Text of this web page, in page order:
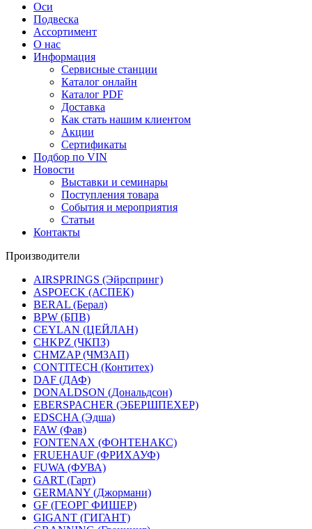
Оси
Подвеска
Ассортимент
О нас
Информация
Сервисные станции
Каталог онлайн
Каталог PDF
Доставка
Как стать нашим клиентом
Акции
Сертификаты
Подбор по VIN
Новости
Выставки и семинары
Поступления товара
События и мероприятия
Статьи
Контакты
Производители
AIRSPRINGS (Эйрспринг)
ASPOECK (АСПЕК)
BERAL (Берал)
BPW (БПВ)
CEYLAN (ЦЕЙЛАН)
CHKPZ (ЧКПЗ)
CHMZAP (ЧМЗАП)
CONTITECH (Контитех)
DAF (ДАФ)
DONALDSON (Дональдсон)
EBERSPACHER (ЭБЕРШПЕХЕР)
EDSCHA (Эдша)
FAW (Фав)
FONTENAX (ФОНТЕНАКС)
FRUEHAUF (ФРИХАУФ)
FUWA (ФУВА)
GART (Гарт)
GERMANY (Джормани)
GF (ГЕОРГ ФИШЕР)
GIGANT (ГИГАНТ)